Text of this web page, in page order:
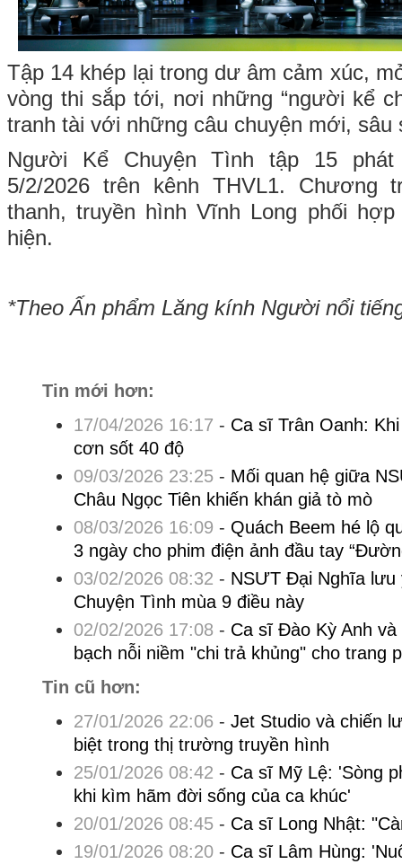
Tập 14 khép lại trong dư âm cảm xúc,
vòng thi sắp tới, nơi những “người kể
tranh tài với những câu chuyện mới, sâu
Người Kể Chuyện Tình tập 15
5/2/2026 trên kênh THVL1. Chương
thanh, truyền hình Vĩnh Long phối
hiện.
*Theo Ấn phẩm Lăng kính Người nổi
Tin mới hơn:
17/04/2026 16:17 - Ca sĩ Trân Oanh:
cơn sốt 40 độ
09/03/2026 23:25- Mối quan hệ giữa
Châu Ngọc Tiên khiến khán giả tò mò
08/03/2026 16:09 - Quách Beem hé lộ
3 ngày cho phim điện ảnh đầu tay
03/02/2026 08:32 - NSƯT Đại Nghĩa
Chuyện Tình mùa 9 điều này
02/02/2026 17:08 - Ca sĩ Đào Kỳ Anh
bạch nỗi niềm "chi trả khủng" cho trang
Tin cũ hơn:
27/01/2026 22:06 - Jet Studio và chiến
biệt trong thị trường truyền hình
25/01/2026 08:42 - Ca sĩ Mỹ Lệ: 'Sòng
khi kìm hãm đời sống của ca khúc'
20/01/2026 08:45- Ca sĩ Long Nhật:
19/01/2026 08:20- Ca sĩ Lâm Hùng: